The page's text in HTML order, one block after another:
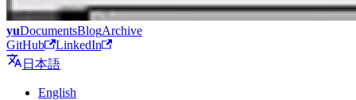
yuDocumentsBlogArchive
GitHub
LinkedIn
日本語
English